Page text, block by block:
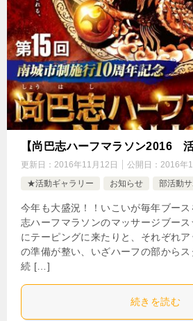
【尚巴志ハーフマラソン2016 活
更新日： 2016年11月12日 公開日： 2016年
★活動ギャラリー
お知らせ 部活動サ
今年も大盛況！！いこいが毎年ブー
志ハーフマラソンのマッサージブ
にテーピングに来たりと、それぞれ
の準備が整い、いざハーフの部から
続 […]
続きを読む